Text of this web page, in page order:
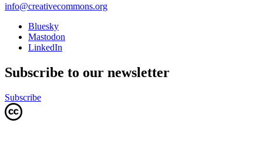
info@creativecommons.org
Bluesky
Mastodon
LinkedIn
Subscribe to our newsletter
Subscribe